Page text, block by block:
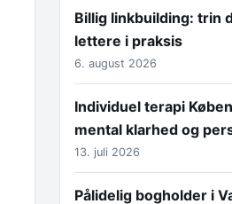
Billig linkbuilding: trin
lettere i praksis
6. august 2026
Individuel terapi
mental klarhed og
13. juli 2026
Pålidelig bogholder i